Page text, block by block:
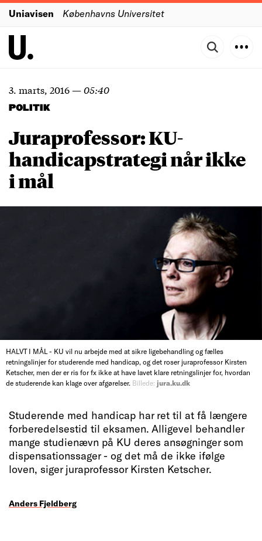
Uniavisen Københavns Universitet
3. marts, 2016—05:40
POLITIK
Juraprofessor: KU-
handicapstrategi når ikke
i mål
HALVT I MÅL - KU vil nu arbejde med at sikre ligebehandling og fælles
retningslinjer for studerende med handicap, og det roser juraprofessor Kirsten
Ketscher, men der er ris for fx ikke at have lavet klare retningslinjer for, hvordan
de studerende kan klage over afgørelser. Billede: jura.ku.dk
Studerende med handicap har ret til at få længere
forberedelsestid til eksamen. Alligevel behandler
mange studienævn på KU deres ansøgninger som
dispensationssager - og det må de ikke ifølge
loven, siger juraprofessor Kirsten Ketscher.
Anders Fjeldberg